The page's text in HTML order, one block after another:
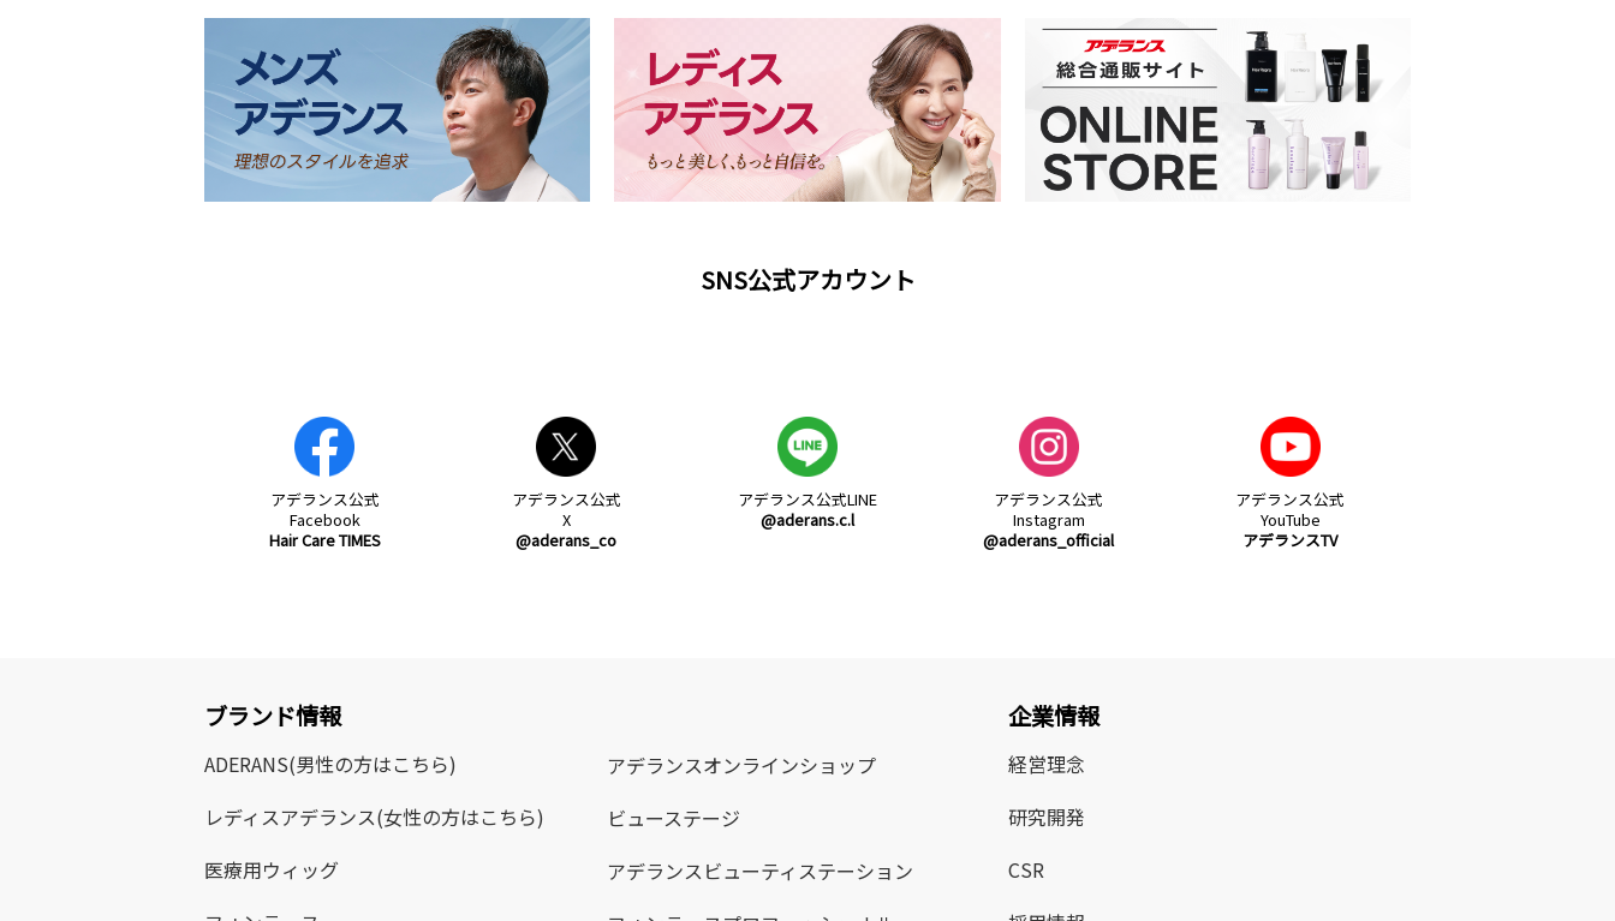
SNS公式アカウント
アデランス公式
Facebook
Hair Care TIMES
アデランス公式
X
@aderans_co
アデランス公式LINE
@aderans.c.l
アデランス公式
Instagram
@aderans_official
アデランス公式
YouTube
アデランスTV
ブランド情報
ADERANS(男性の方はこちら)
レディスアデランス(女性の方はこちら)
医療用ウィッグ
アデランスオンラインショップ
ビューステージ
アデランスビューティステーション
企業情報
経営理念
研究開発
CSR